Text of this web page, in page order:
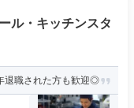
ル・キッチンスタ
退職された方も歓迎◎